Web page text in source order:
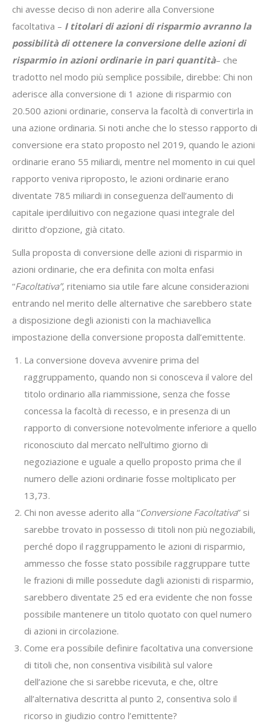
chi avesse deciso di non aderire alla Conversione
facoltativa – I titolari di azioni di risparmio avranno la
possibilità di ottenere la conversione delle azioni di
risparmio in azioni ordinarie in pari quantità– che
tradotto nel modo più semplice possibile, direbbe: Chi non
aderisce alla conversione di 1 azione di risparmio con
20.500 azioni ordinarie, conserva la facoltà di convertirla in
una azione ordinaria. Si noti anche che lo stesso rapporto di
conversione era stato proposto nel 2019, quando le azioni
ordinarie erano 55 miliardi, mentre nel momento in cui quel
rapporto veniva riproposto, le azioni ordinarie erano
diventate 785 miliardi in conseguenza dell’aumento di
capitale iperdiluitivo con negazione quasi integrale del
diritto d’opzione, già citato.
Sulla proposta di conversione delle azioni di risparmio in
azioni ordinarie, che era definita con molta enfasi
“Facoltativa”, riteniamo sia utile fare alcune considerazioni
entrando nel merito delle alternative che sarebbero state
a disposizione degli azionisti con la machiavellica
impostazione della conversione proposta dall’emittente.
La conversione doveva avvenire prima del
raggruppamento, quando non si conosceva il valore del
titolo ordinario alla riammissione, senza che fosse
concessa la facoltà di recesso, e in presenza di un
rapporto di conversione notevolmente inferiore a quello
riconosciuto dal mercato nell’ultimo giorno di
negoziazione e uguale a quello proposto prima che il
numero delle azioni ordinarie fosse moltiplicato per
13,73.
Chi non avesse aderito alla “Conversione Facoltativa” si
sarebbe trovato in possesso di titoli non più negoziabili,
perché dopo il raggruppamento le azioni di risparmio,
ammesso che fosse stato possibile raggruppare tutte
le frazioni di mille possedute dagli azionisti di risparmio,
sarebbero diventate 25 ed era evidente che non fosse
possibile mantenere un titolo quotato con quel numero
di azioni in circolazione.
Come era possibile definire facoltativa una conversione
di titoli che, non consentiva visibilità sul valore
dell’azione che si sarebbe ricevuta, e che, oltre
all’alternativa descritta al punto 2, consentiva solo il
ricorso in giudizio contro l’emittente?